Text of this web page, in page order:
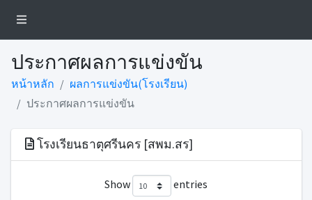
ประกาศผลการแข่งขัน
หน้าหลัก
ผลการแข่งขัน(โรงเรียน)
ประกาศผลการแข่งขัน
โรงเรียนธาตุศรีนคร [สพม.สร]
Show entries